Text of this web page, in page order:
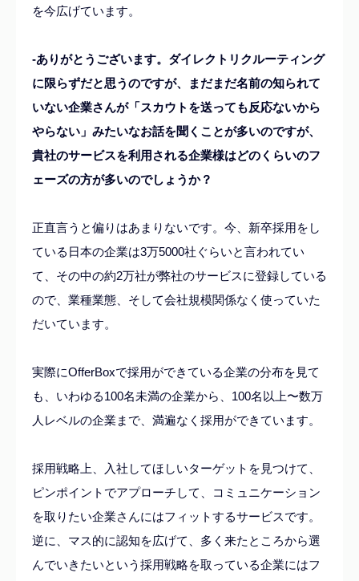
を今広げています。
-ありがとうございます。ダイレクトリクルーティング
に限らずだと思うのですが、まだまだ名前の知られて
いない企業さんが「スカウトを送っても反応ないから
やらない」みたいなお話を聞くことが多いのですが、
貴社のサービスを利用される企業様はどのくらいのフ
ェーズの方が多いのでしょうか？
正直言うと偏りはあまりないです。今、新卒採用をし
ている日本の企業は3万5000社ぐらいと言われてい
て、その中の約2万社が弊社のサービスに登録している
ので、業種業態、そして会社規模関係なく使っていた
だいています。
実際にOfferBoxで採用ができている企業の分布を見て
も、いわゆる100名未満の企業から、100名以上〜数万
人レベルの企業まで、満遍なく採用ができています。
採用戦略上、入社してほしいターゲットを見つけて、
ピンポイントでアプローチして、コミュニケーション
を取りたい企業さんにはフィットするサービスです。
逆に、マス的に認知を広げて、多く来たところから選
んでいきたいという採用戦略を取っている企業にはフ